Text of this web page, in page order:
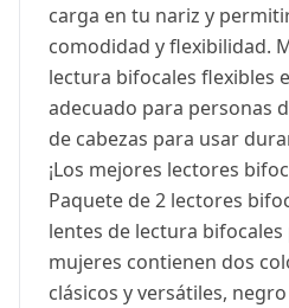
carga en tu nariz y
comodidad y flexibilidad.
lectura bifocales flexibles
adecuado para personas
de cabezas para usar
¡Los mejores lectores
Paquete de 2 lectores
lentes de lectura
mujeres contienen dos
clásicos y versátiles,